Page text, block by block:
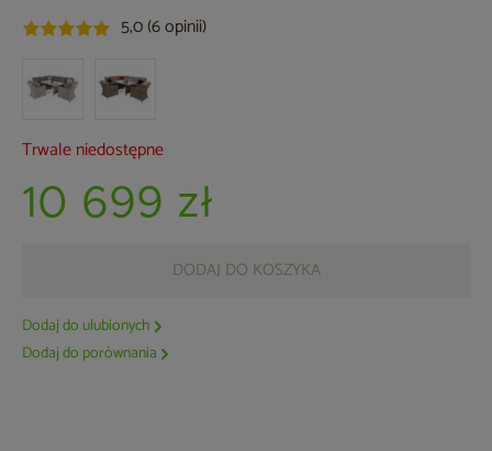
5,0 (6 opinii)
Trwale niedostępne
10 699 zł
DODAJ DO KOSZYKA
Dodaj do ulubionych
Dodaj do porównania